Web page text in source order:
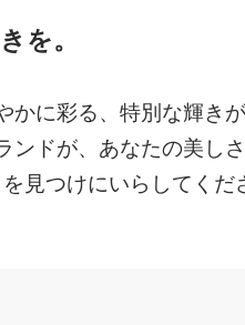
を。
に彩る、特別な輝きが
ドが、あなたの美し
見つけにいらしてくだ